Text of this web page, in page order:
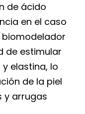
de ácido
en el caso
biomodelador
de estimular
elastina, lo
de la piel
y arrugas